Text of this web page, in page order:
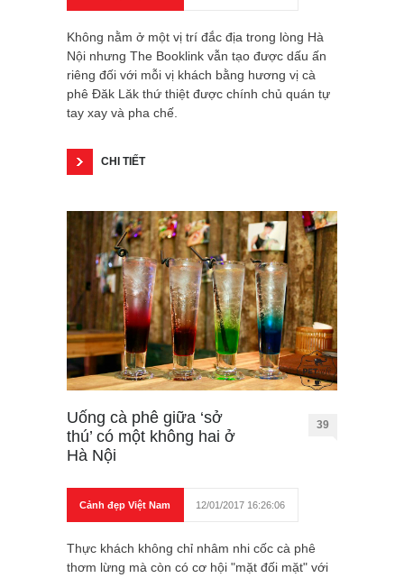
Không nằm ở một vị trí đắc địa trong lòng Hà
Nội nhưng The Booklink vẫn tạo được dấu ấn
riêng đối với mỗi vị khách bằng hương vị cà
phê Đăk Lăk thứ thiệt được chính chủ quán tự
tay xay và pha chế.
CHI TIẾT
Uống cà phê giữa ‘sở
thú’ có một không hai ở
Hà Nội
39
Cảnh đẹp Việt Nam 12/01/2017 16:26:06
Thực khách không chỉ nhâm nhi cốc cà phê
thơm lừng mà còn có cơ hội "mặt đối mặt" với